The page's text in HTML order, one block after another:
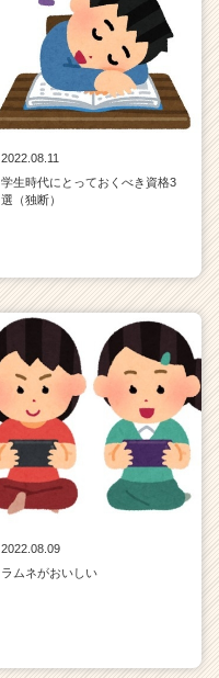
2022.08.11
学生時代にとっておくべき資格3
選（独断）
2022.08.09
ラムネがおいしい